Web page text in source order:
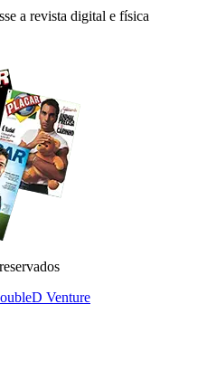
a revista digital e física
Venture